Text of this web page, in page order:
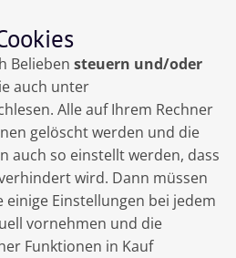
Belieben steuern und/oder
auch unter
Alle auf Ihrem Rechner
gelöscht werden und die
auch so einstellt werden, dass
wird. Dann müssen
einige Einstellungen bei jedem
vornehmen und die
Funktionen in Kauf